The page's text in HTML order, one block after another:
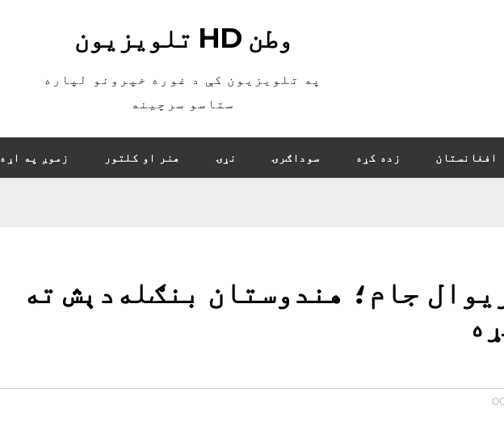
وطن HD تلویزیون
په تلویزیون کې د غوره خپرونو لپاره
ستاسو سرچینه
افغانستان زده کړه سوداګرۍ نړۍ هنر او کلتور زموږ په اړه
جام؛ هندوستان بنګله‌دېش ته